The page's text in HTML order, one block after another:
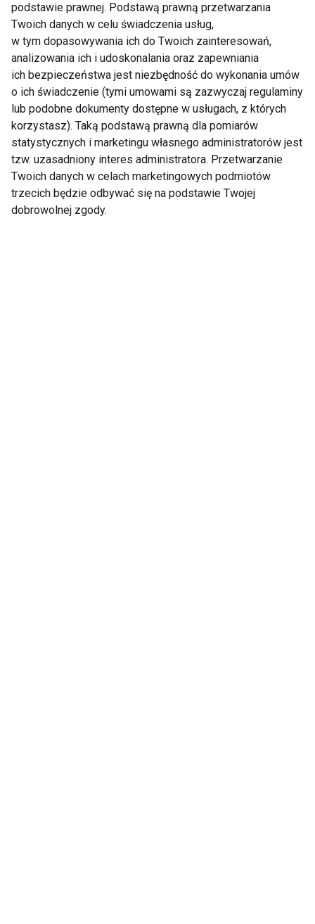
Jak wzmacniać
odporność zimą?
Jedzmy marchew,
buraki, jabłka i
gruszki!
Uwaga na ocet
jabłkowy! Ten fit
produkt może
zaszkodzić zębom
podstawie prawnej. Podstawą prawną przetwarzania
Twoich danych w celu świadczenia usług,
w tym dopasowywania ich do Twoich zainteresowań,
analizowania ich i udoskonalania oraz zapewniania
ich bezpieczeństwa jest niezbędność do wykonania umów
o ich świadczenie (tymi umowami są zazwyczaj regulaminy
lub podobne dokumenty dostępne w usługach, z których
korzystasz). Taką podstawą prawną dla pomiarów
statystycznych i marketingu własnego administratorów jest
tzw. uzasadniony interes administratora. Przetwarzanie
Twoich danych w celach marketingowych podmiotów
trzecich będzie odbywać się na podstawie Twojej
dobrowolnej zgody.